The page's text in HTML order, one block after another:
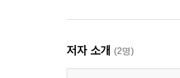
저자 소개 (2명)